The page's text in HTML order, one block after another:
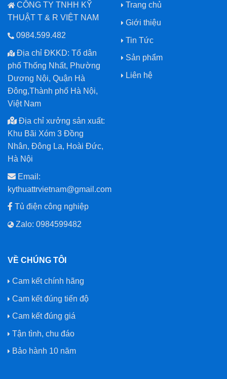
CÔNG TY TNHH KỸ
THUẬT T & R VIỆT NAM
0984.599.482
Địa chỉ ĐKKD: Tổ dân
phố Thống Nhất, Phường
Dương Nội, Quận Hà
Đông,Thành phố Hà Nội,
Việt Nam
Địa chỉ xưởng sản xuất:
Khu Bãi Xóm 3 Đồng
Nhân, Đông La, Hoài Đức,
Hà Nội
Email:
kythuattrvietnam@gmail.com
Tủ điện công nghiệp
Zalo: 0984599482
Trang chủ
Giới thiệu
Tin Tức
Sản phẩm
Liên hệ
VỀ CHÚNG TÔI
Cam kết chính hãng
Cam kết đúng tiến độ
Cam kết đúng giá
Tận tình, chu đáo
Bảo hành 10 năm